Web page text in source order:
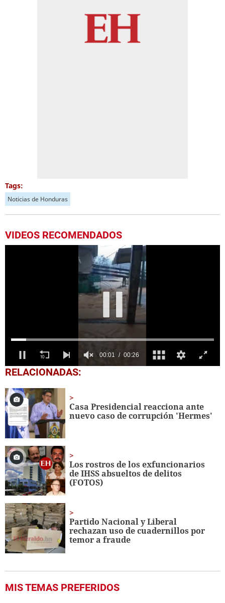
Tags:
Noticias de Honduras
VIDEOS RECOMENDADOS
0
seconds
25
seconds
RELACIONADAS:
Casa Presidencial reacciona ante
nuevo caso de corrupción 'Hermes'
Los rostros de los exfuncionarios
de IHSS absueltos de delitos
(FOTOS)
Partido Nacional y Liberal
rechazan uso de cuadernillos por
temor a fraude
MIS TEMAS PREFERIDOS